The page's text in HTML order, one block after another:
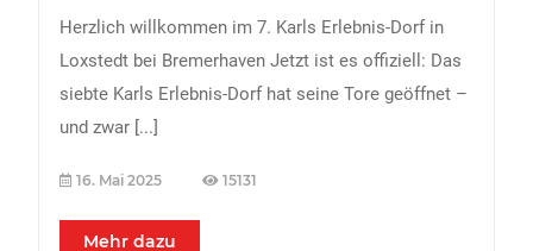
Herzlich willkommen im 7. Karls Erlebnis-Dorf in
Loxstedt bei Bremerhaven Jetzt ist es offiziell: Das
siebte Karls Erlebnis-Dorf hat seine Tore geöffnet –
und zwar [...]
16. Mai 2025 15131
Mehr dazu